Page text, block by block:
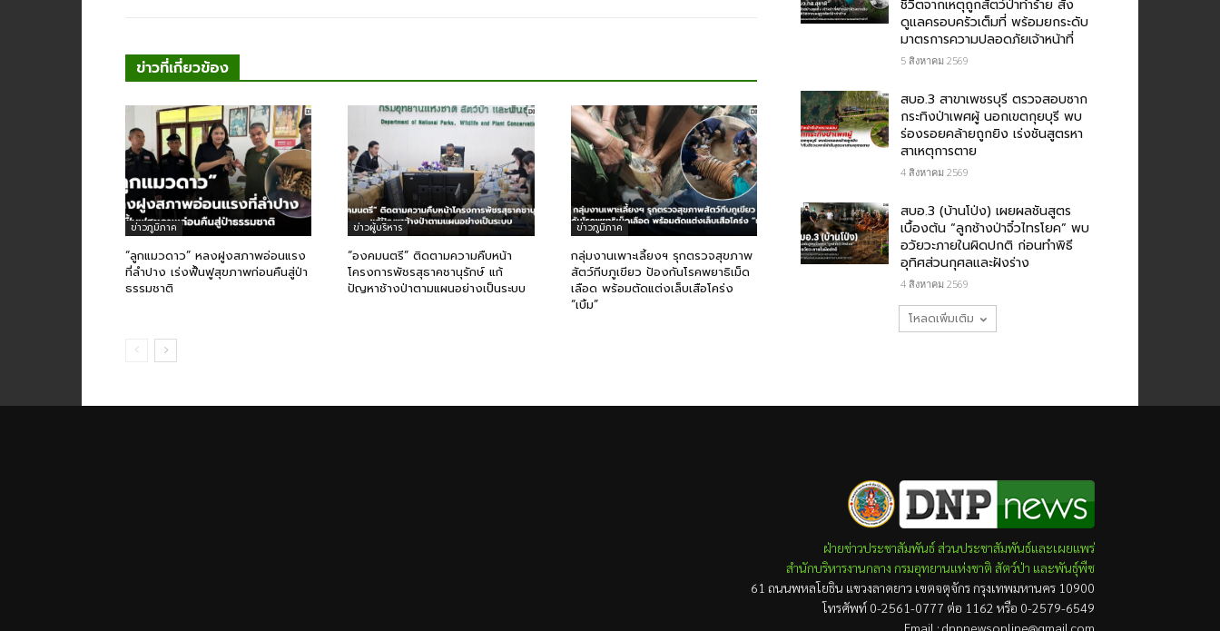
ข่าวที่เกี่ยวข้อง
ข่าวภูมิภาค
“ลูกแมวดาว” หลงฝูงสภาพอ่อนแรง
ที่ลำปาง เร่งฟื้นฟูสุขภาพก่อนคืนสู่ป่า
ธรรมชาติ
ข่าวผู้บริหาร
“องคมนตรี” ติดตามความคืบหน้า
โครงการพัชรสุธาคชานุรักษ์ แก้
ปัญหาช้างป่าตามแผนอย่างเป็นระบบ
ข่าวภูมิภาค
กลุ่มงานเพาะเลี้ยงฯ รุกตรวจสุขภาพ
สัตว์กีบภูเขียว ป้องกันโรคพยาธิเม็ด
เลือด พร้อมตัดแต่งเล็บเสือโคร่ง
“เบิ้ม”
ชีวิตจากเหตุถูกสัตว์ป่าทำร้าย สั่ง
ดูแลครอบครัวเต็มที่ พร้อมยกระดับ
มาตรการความปลอดภัยเจ้าหน้าที่
5 สิงหาคม 2569
สบอ.3 สาขาเพชรบุรี ตรวจสอบซาก
กระทิงป่าเพศผู้ นอกเขตกุยบุรี พบ
ร่องรอยคล้ายถูกยิง เร่งชันสูตรหา
สาเหตุการตาย
4 สิงหาคม 2569
สบอ.3 (บ้านโป่ง) เผยผลชันสูตร
เบื้องต้น “ลูกช้างป่าจิ๋วไทรโยค” พบ
อวัยวะภายในผิดปกติ ก่อนทำพิธี
อุทิศส่วนกุศลและฝังร่าง
4 สิงหาคม 2569
โหลดเพิ่มเติม
ฝ่ายข่าวประชาสัมพันธ์ ส่วนประชาสัมพันธ์และเผยแพร่
สำนักบริหารงานกลาง กรมอุทยานแห่งชาติ สัตว์ป่า และพันธุ์พืช
61 ถนนพหลโยธิน แขวงลาดยาว เขตจตุจักร กรุงเทพมหานคร 10900
โทรศัพท์ 0-2561-0777 ต่อ 1162 หรือ 0-2579-6549
Email : dnpnewsonline@gmail.com